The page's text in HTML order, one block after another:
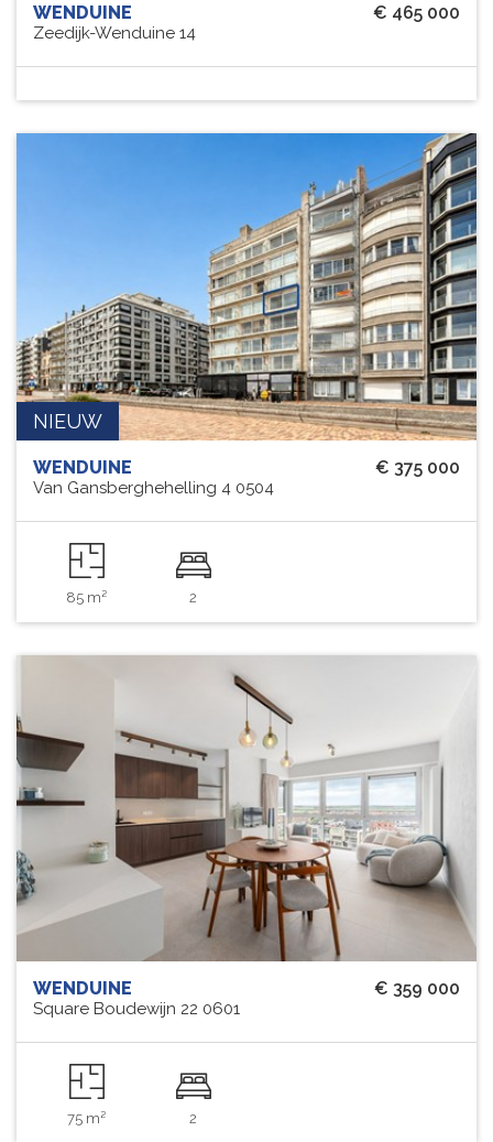
€ 465 000
WENDUINE
Zeedijk-Wenduine 14
NIEUW
€ 375 000
WENDUINE
Van Gansberghehelling 4 0504
85 m² 2
€ 359 000
WENDUINE
Square Boudewijn 22 0601
75 m² 2